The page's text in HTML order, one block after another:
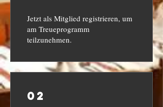
Jetzt als Mitglied registrieren, um
am Treueprogramm
teilzunehmen.
02